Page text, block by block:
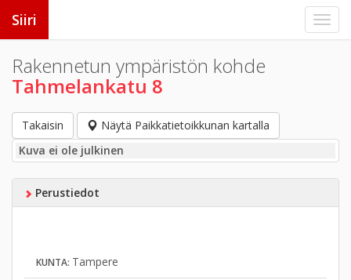
Siiri
Rakennetun ympäristön kohde
Tahmelankatu 8
Takaisin
Näytä Paikkatietoikkunan kartalla
Kuva ei ole julkinen
Perustiedot
KUNTA: Tampere